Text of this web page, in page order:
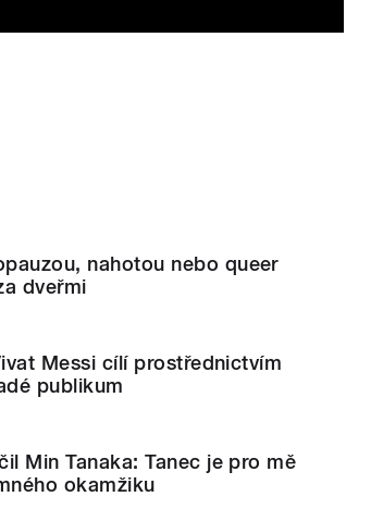
nahotou nebo queer
dveřmi
Messi cílí prostřednictvím
publikum
Min Tanaka: Tanec je pro mě
okamžiku